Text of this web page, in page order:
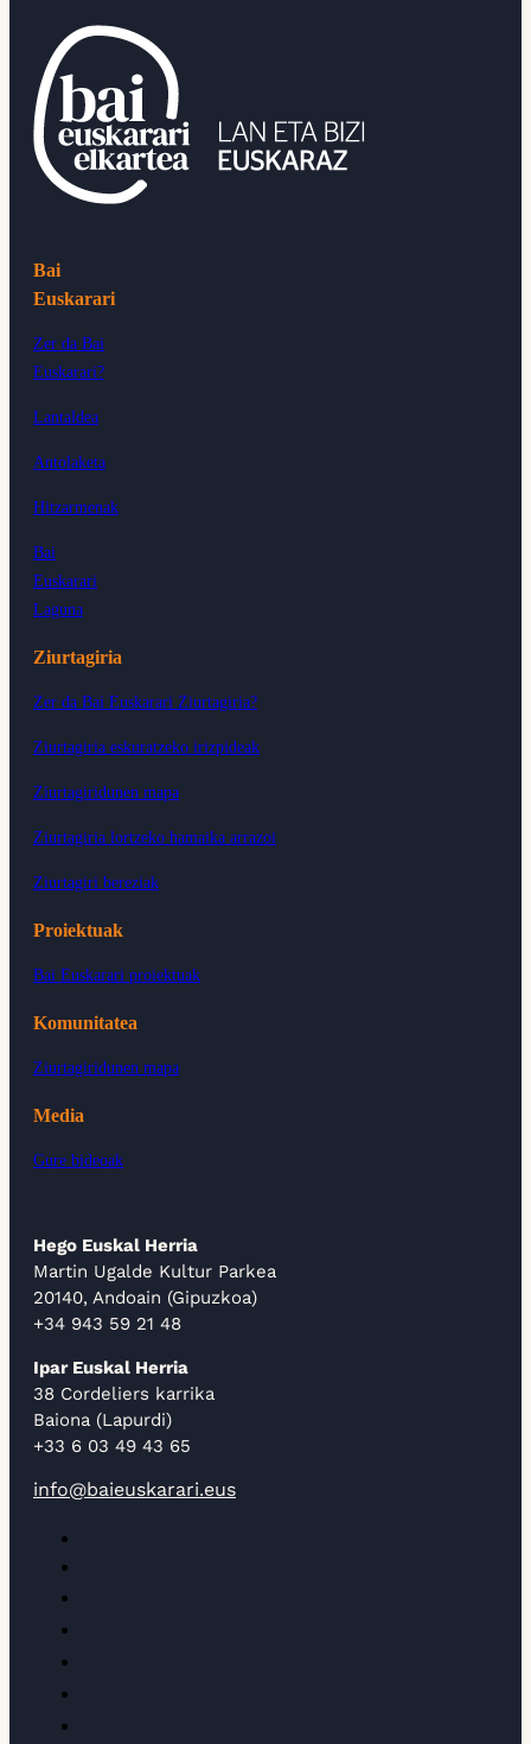
Bai
Euskarari
Zer da Bai
Euskarari?
Lantaldea
Antolaketa
Hitzarmenak
Bai
Euskarari
Laguna
Ziurtagiria
Zer da Bai Euskarari Ziurtagiria?
Ziurtagiria eskuratzeko irizpideak
Ziurtagiridunen mapa
Ziurtagiria lortzeko hamaika arrazoi
Ziurtagiri bereziak
Proiektuak
Bai Euskarari proiektuak
Komunitatea
Ziurtagiridunen mapa
Media
Gure bideoak
Hego Euskal Herria
Martin Ugalde Kultur Parkea
20140, Andoain (Gipuzkoa)
+34 943 59 21 48
Ipar Euskal Herria
38 Cordeliers karrika
Baiona (Lapurdi)
+33 6 03 49 43 65
info@baieuskarari.eus